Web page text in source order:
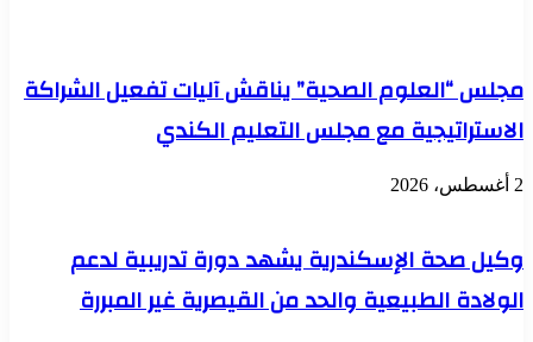
لمساحة
فدان
مجلس “العلوم الصحية” يناقش آليات تفعيل الشراكة
الاستراتيجية مع مجلس التعليم الكندي
2 أغسطس، 2026
وكيل صحة الإسكندرية يشهد دورة تدريبية لدعم
الولادة الطبيعية والحد من القيصرية غير المبررة